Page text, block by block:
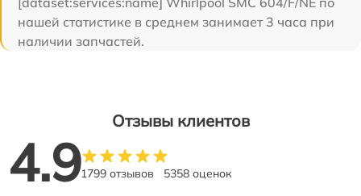
нашей статистике в среднем занимает 3 часа при
наличии запчастей.
Отзывы клиентов
4.91799 отзывов 5358 оценок